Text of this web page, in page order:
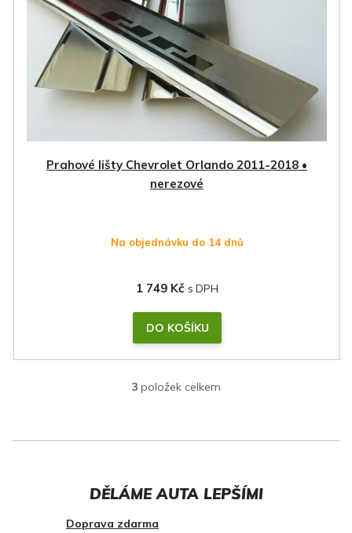
Prahové lišty Chevrolet Orlando 2011-2018 •
nerezové
Na objednávku do 14 dnů
1 749 Kč
DO KOŠÍKU
O
l
a
3 položek celkem
Doprava zdarma